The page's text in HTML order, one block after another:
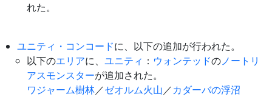
れた。
ユニティ・コンコードに、以下の追加が行われた。
以下のエリアに、 ユニティ ： ウォンテッドのノートリ
アスモンスターが追加された。
ワジャーム樹林／ゼオルム火山／カダーバの浮沼